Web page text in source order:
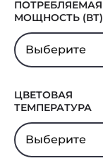
ПОТРЕБЛЯЕМАЯ
МОЩНОСТЬ (ВТ)
Выберите
ЦВЕТОВАЯ
ТЕМПЕРАТУРА
Выберите